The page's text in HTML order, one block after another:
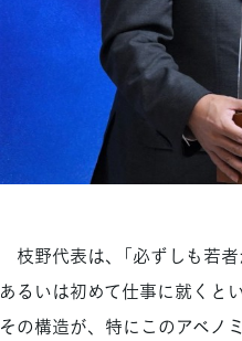
枝野代表は、「必ずしも若
あるいは初めて仕事に就くと
その構造が、特にこのアベノ